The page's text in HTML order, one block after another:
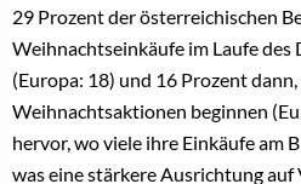
29 Prozent der österreichischen
Weihnachtseinkäufe im Laufe des
(Europa: 18) und 16 Prozent
Weihnachtsaktionen beginnen
hervor, wo viele ihre Einkäufe am
was eine stärkere Ausrichtung